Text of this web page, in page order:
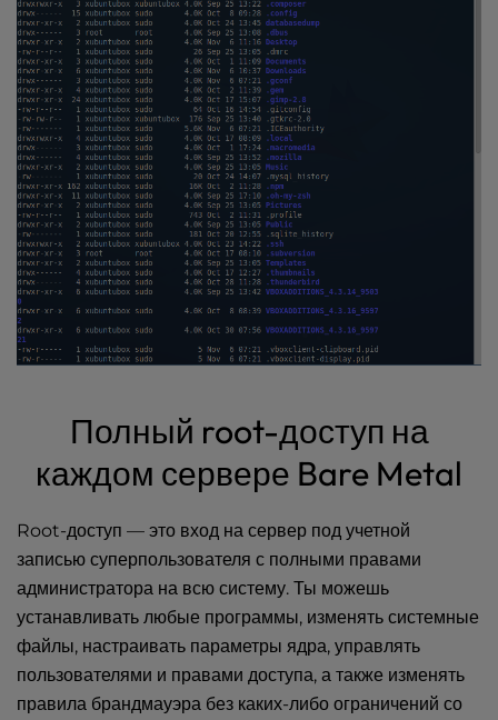
Полный root-доступ на
каждом сервере Bare Metal
Root-доступ — это вход на сервер под учетной
записью суперпользователя с полными правами
администратора на всю систему. Ты можешь
устанавливать любые программы, изменять системные
файлы, настраивать параметры ядра, управлять
пользователями и правами доступа, а также изменять
правила брандмауэра без каких-либо ограничений со